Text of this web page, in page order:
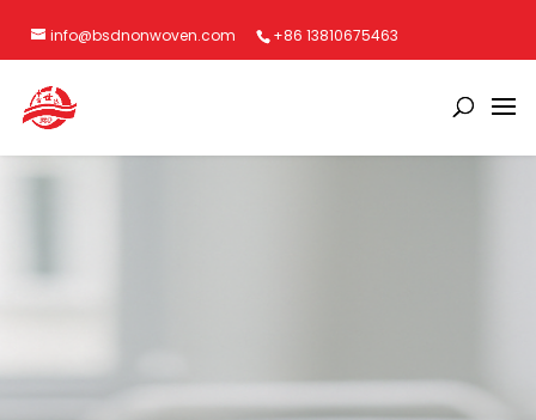
info@bsdnonwoven.com +86 13810675463